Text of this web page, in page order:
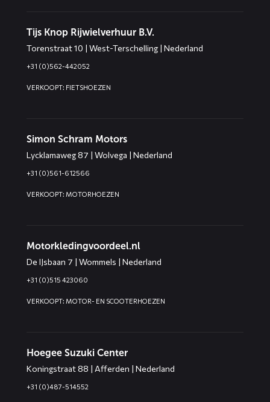
Tijs Knop Rijwielverhuur B.V.
Torenstraat 10 | West-Terschelling | Nederland
+31 (0)562-442052
VERKOOPT: FIETSHOEZEN
Simon Schram Motors
Lycklamaweg 87 | Wolvega | Nederland
+31 (0)561-612566
VERKOOPT: MOTORHOEZEN
Motorkledingvoordeel.nl
De IJsbaan 7 | Wommels | Nederland
+31 (0)515 423060
VERKOOPT: MOTOR- EN SCOOTERHOEZEN
Hoegee Suzuki Center
Koningstraat 88 | Afferden | Nederland
+31 (0)487-514552